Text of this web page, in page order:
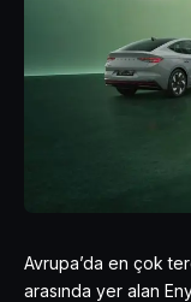
Avrupa’da en çok
arasında yer alan